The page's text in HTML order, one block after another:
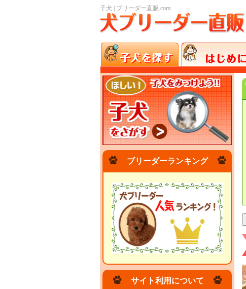
子犬 | ブリーダー直販.com
ブリーダーランキング
サイト利用について